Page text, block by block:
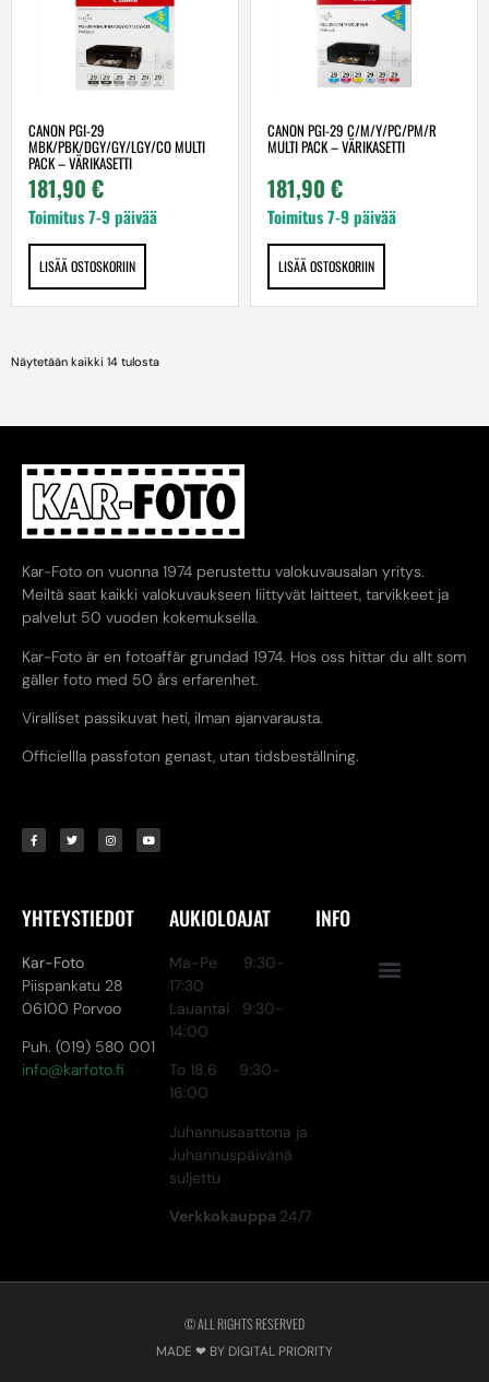
CANON PGI-29
MBK/PBK/DGY/GY/LGY/CO MULTI
PACK – VÄRIKASETTI
181,90 €
Toimitus 7-9 päivää
LISÄÄ OSTOSKORIIN
CANON PGI-29 C/M/Y/PC/PM/R
MULTI PACK – VÄRIKASETTI
181,90 €
Toimitus 7-9 päivää
LISÄÄ OSTOSKORIIN
Näytetään kaikki 14 tulosta
Kar-Foto on vuonna 1974 perustettu valokuvausalan yritys.
Meiltä saat kaikki valokuvaukseen liittyvät laitteet, tarvikkeet ja
palvelut 50 vuoden kokemuksella.
Kar-Foto är en fotoaffär grundad 1974. Hos oss hittar du allt som
gäller foto med 50 års erfarenhet.
Viralliset passikuvat heti, ilman ajanvarausta.
Officiellla passfoton genast, utan tidsbeställning.
YHTEYSTIEDOT
Kar-Foto
Piispankatu 28
06100 Porvoo
Puh. (019) 580 001
info@karfoto.fi
AUKIOLOAJAT
Ma-Pe 9:30-
17:30
Lauantai 9:30-
14:00
To 18.6 9:30-
16:00
Juhannusaattona ja
Juhannuspäivänä
suljettu
Verkkokauppa 24/7
INFO
© ALL RIGHTS RESERVED
MADE ❤ BY DIGITAL PRIORITY